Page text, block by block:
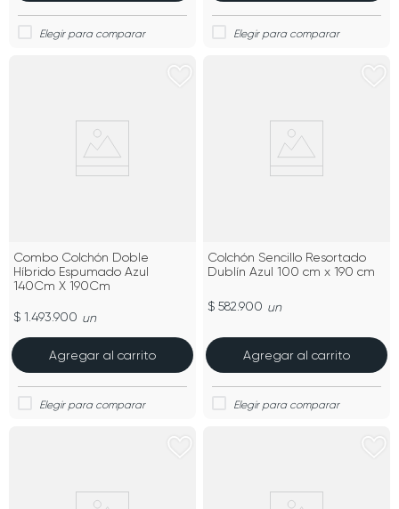
Combo Colchón Doble
Híbrido Espumado Azul
140Cm X 190Cm
$ 1.493.900 un
Agregar al carrito
Colchón Sencillo Resortado
Dublín Azul 100 cm x 190 cm
$ 582.900 un
Agregar al carrito